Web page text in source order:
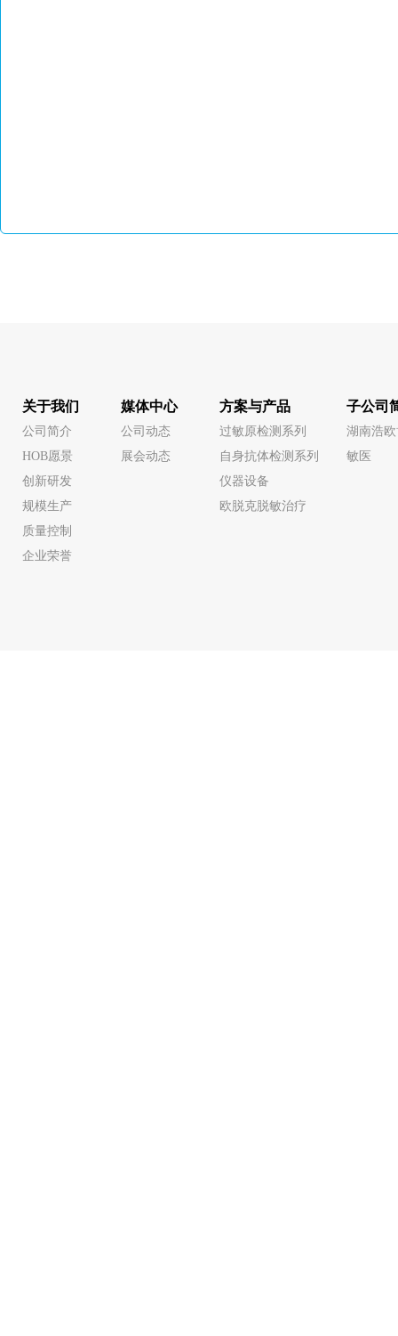
关于我们
公司简介
HOB愿景
创新研发
规模生产
质量控制
企业荣誉
媒体中心
公司动态
展会动态
方案与产品
过敏原检测系列
自身抗体检测系列
仪器设备
欧脱克脱敏治疗
子公司
湖南浩
敏医